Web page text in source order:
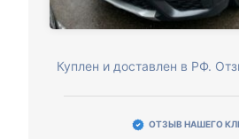
Куплен и доставлен в РФ.
ОТЗЫВ НАШЕГО